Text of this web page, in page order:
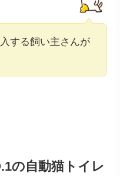
する飼い主さんが
の自動猫トイレ